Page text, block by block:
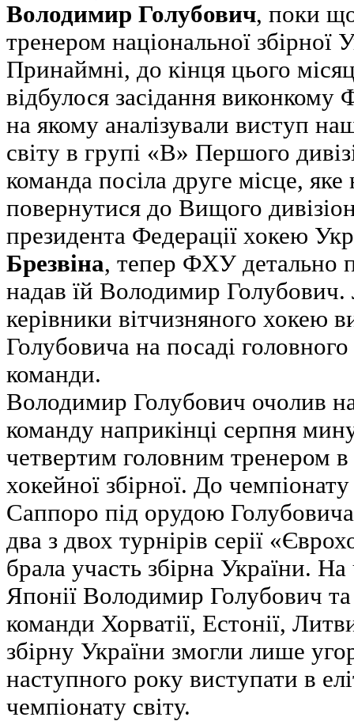
Володимир Голубович, поки
тренером національної збірної
Принаймні, до кінця цього
відбулося засідання виконкому
на якому аналізували виступ
світу в групі «В» Першого
команда посіла друге місце, яке
повернутися до Вищого
президента Федерації хокею
Брезвіна, тепер ФХУ детально
надав їй Володимир Голубович.
керівники вітчизняного хокею
Голубовича на посаді
команди.
Володимир Голубович очолив
команду наприкінці серпня
четвертим головним тренером в
хокейної збірної. До
Саппоро під орудою
два з двох турнірів серії
брала участь збірна України. На
Японії Володимир Голубович
команди Хорватії, Естонії,
збірну України змогли лише
наступного року виступати в
чемпіонату світу.